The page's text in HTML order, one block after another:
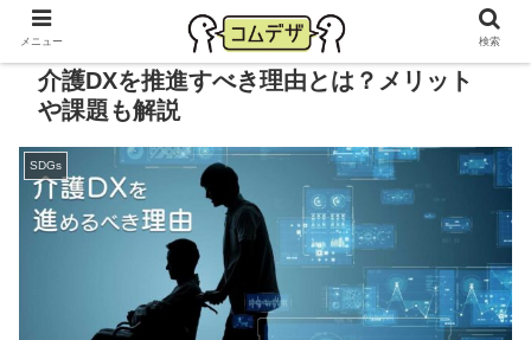
介護DXを推進すべき理由とは？メリット
や課題も解説
SDGs
メニュー 検索